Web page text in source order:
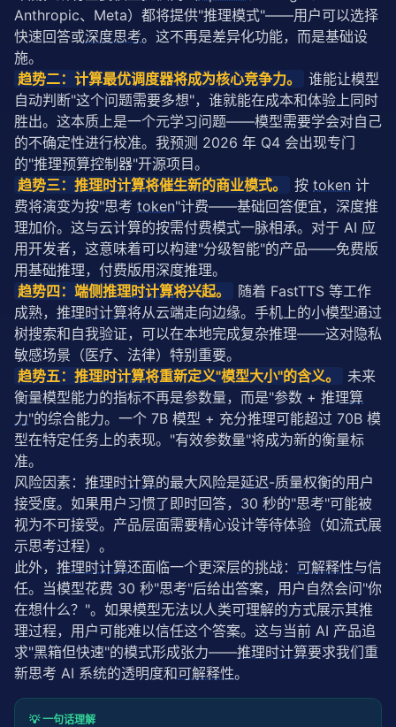
Anthropic、Meta）都将提供"推理模式"——用户可以选择
快速回答或深度思考。这不再是差异化功能，而是基础设
施。
趋势二：计算最优调度器将成为核心竞争力。
谁能让模型
自动判断"这个问题需要多想"，谁就能在成本和体验上同时
胜出。这本质上是一个元学习问题——模型需要学会对自己
的不确定性进行校准。我预测 2026 年 Q4 会出现专门
的"推理预算控制器"开源项目。
趋势三： 推理时计算将催生新的商业模式。 按 token 计
费将演变为按"思考 token"计费——基础回答便宜，深度推
理加价。这与云计算的按需付费模式一脉相承。对于 AI 应
用开发者，这意味着可以构建"分级智能"的产品——免费版
用基础推理，付费版用深度推理。
趋势四：端侧推理时计算将兴起。
随着 FastTTS 等工作
成熟， 推理时计算将从云端走向边缘。手机上的小模型通过
树搜索和自我验证，可以在本地完成复杂推理——这对隐私
敏感场景（医疗、法律）特别重要。
趋势五： 推理时计算将重新定义"模型大小"的含义。
未来
衡量模型能力的指标不再是参数量，而是"参数 + 推理算
力"的综合能力。一个 7B 模型 + 充分推理可能超过 70B 模
型在特定任务上的表现。"有效参数量"将成为新的衡量标
准。
风险因素： 推理时计算的最大风险是延迟-质量权衡的用户
接受度。如果用户习惯了即时回答，30 秒的"思考"可能被
视为不可接受。产品层面需要精心设计等待体验（如流式展
示思考过程）。
此外， 推理时计算还面临一个更深层的挑战： 可解释性与信
任。当模型花费 30 秒"思考"后给出答案，用户自然会问"你
在想什么？"。如果模型无法以人类可理解的方式展示其推
理过程，用户可能难以信任这个答案。这与当前 AI 产品追
求"黑箱但快速"的模式形成张力——推理时计算要求我们重
新思考 AI 系统的透明度和可解释性。
💡 一句话理解